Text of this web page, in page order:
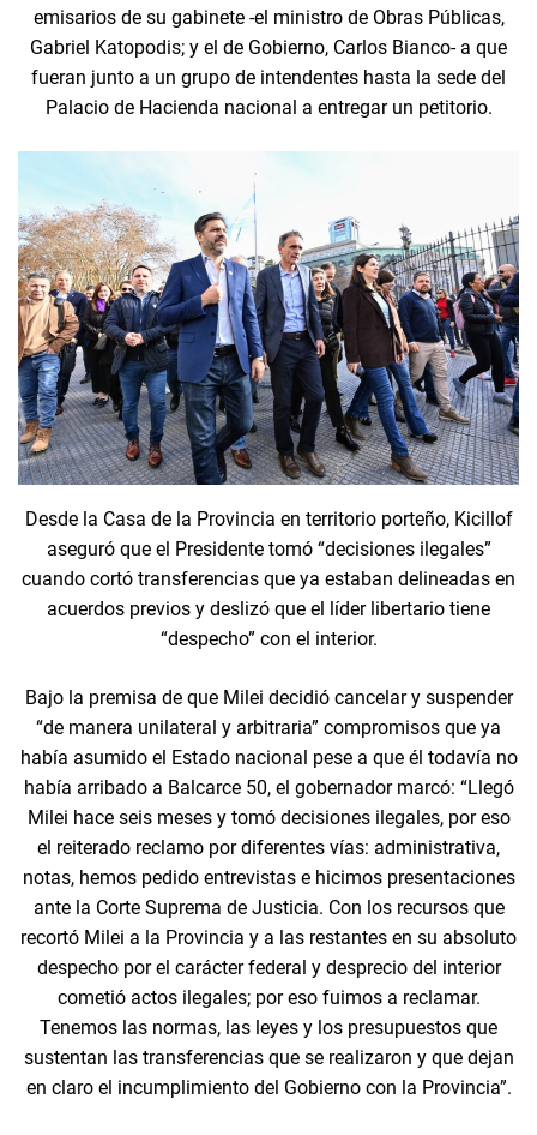
emisarios de su gabinete -el ministro de Obras Públicas,
Gabriel Katopodis; y el de Gobierno, Carlos Bianco- a que
fueran junto a un grupo de intendentes hasta la sede del
Palacio de Hacienda nacional a entregar un petitorio.
Desde la Casa de la Provincia en territorio porteño, Kicillof
aseguró que el Presidente tomó “decisiones ilegales”
cuando cortó transferencias que ya estaban delineadas en
acuerdos previos y deslizó que el líder libertario tiene
“despecho” con el interior.
Bajo la premisa de que Milei decidió cancelar y suspender
“de manera unilateral y arbitraria” compromisos que ya
había asumido el Estado nacional pese a que él todavía no
había arribado a Balcarce 50, el gobernador marcó: “Llegó
Milei hace seis meses y tomó decisiones ilegales, por eso
el reiterado reclamo por diferentes vías: administrativa,
notas, hemos pedido entrevistas e hicimos presentaciones
ante la Corte Suprema de Justicia. Con los recursos que
recortó Milei a la Provincia y a las restantes en su absoluto
despecho por el carácter federal y desprecio del interior
cometió actos ilegales; por eso fuimos a reclamar.
Tenemos las normas, las leyes y los presupuestos que
sustentan las transferencias que se realizaron y que dejan
en claro el incumplimiento del Gobierno con la Provincia”.